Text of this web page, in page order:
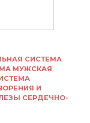
СИСТЕМА
МУЖСКАЯ
И
СЕРДЕЧНО-